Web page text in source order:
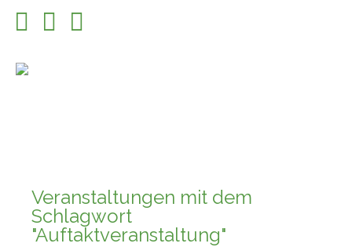
Veranstaltungen mit dem
Schlagwort
"Auftaktveranstaltung"